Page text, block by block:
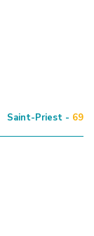
Saint-Priest - 69